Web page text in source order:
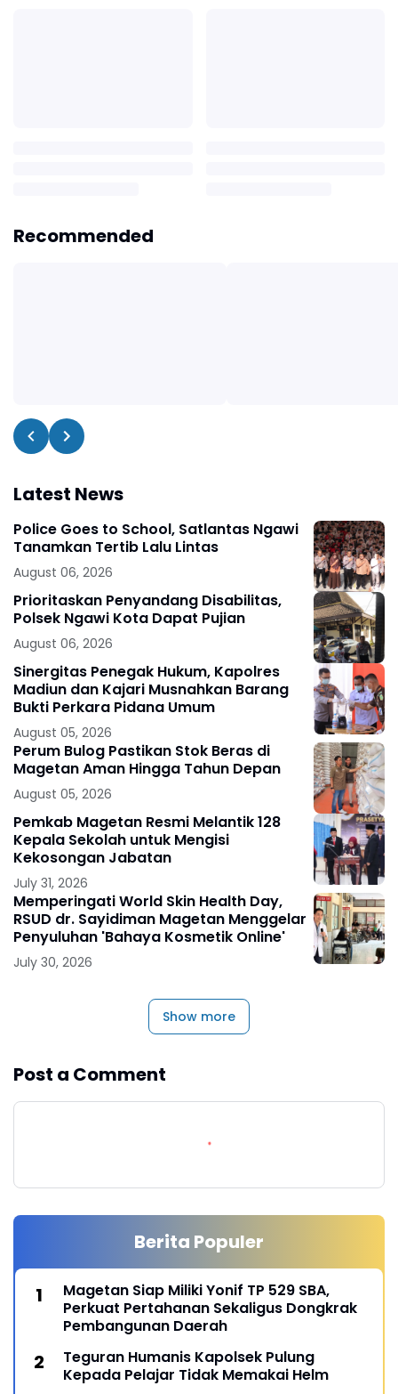
Recommended
Latest News
Police Goes to School, Satlantas Ngawi
Tanamkan Tertib Lalu Lintas
August 06, 2026
Prioritaskan Penyandang Disabilitas,
Polsek Ngawi Kota Dapat Pujian
August 06, 2026
Sinergitas Penegak Hukum, Kapolres
Madiun dan Kajari Musnahkan Barang
Bukti Perkara Pidana Umum
August 05, 2026
Perum Bulog Pastikan Stok Beras di
Magetan Aman Hingga Tahun Depan
August 05, 2026
Pemkab Magetan Resmi Melantik 128
Kepala Sekolah untuk Mengisi
Kekosongan Jabatan
July 31, 2026
Memperingati World Skin Health Day,
RSUD dr. Sayidiman Magetan Menggelar
Penyuluhan 'Bahaya Kosmetik Online'
July 30, 2026
Show more
Post a Comment
Berita Populer
Magetan Siap Miliki Yonif TP 529 SBA,
Perkuat Pertahanan Sekaligus Dongkrak
Pembangunan Daerah
Teguran Humanis Kapolsek Pulung
Kepada Pelajar Tidak Memakai Helm